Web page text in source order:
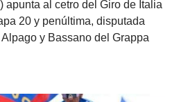
apunta al cetro del Giro de Italia
20 y penúltima, disputada
y Bassano del Grappa